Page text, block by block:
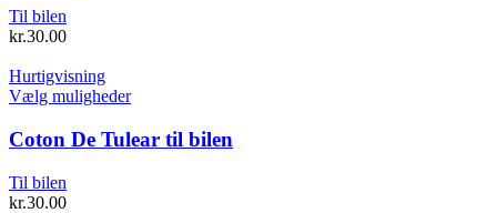
på
varesiden
Til bilen
kr.30.00
Hurtigvisning
Vælg mulighederDette
har
flere
Coton De Tulear til bilen
Til bilen
kr.30.00